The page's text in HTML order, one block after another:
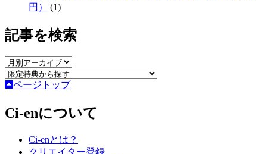
円）
(1)
記事を検索
ページトップ
Ci-enについて
Ci-enとは？